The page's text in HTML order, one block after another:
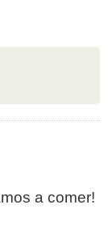
a comer!